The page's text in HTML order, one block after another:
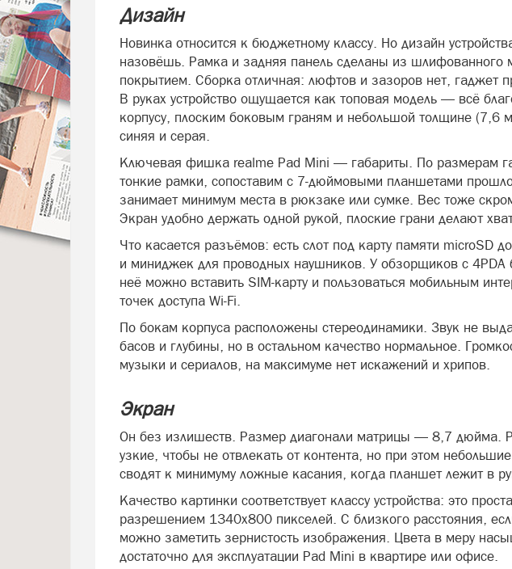
Дизайн
Новинка относится к бюджетному классу. Но дизайн
назовёшь. Рамка и задняя панель сделаны из шлифованного
покрытием. Сборка отличная: люфтов и зазоров нет, гаджет
В руках устройство ощущается как топовая модель — всё
корпусу, плоским боковым граням и небольшой толщине (7,6
синяя и серая.
Ключевая фишка realme Pad Mini — габариты. По размерам
тонкие рамки, сопоставим с 7-дюймовыми планшетами
занимает минимум места в рюкзаке или сумке. Вес тоже
Экран удобно держать одной рукой, плоские грани делают
Что касается разъёмов: есть слот под карту памяти microSD
и миниджек для проводных наушников. У обзорщиков с
неё можно вставить SIM-карту и пользоваться мобильным
точек доступа Wi-Fi.
По бокам корпуса расположены стереодинамики. Звук не
басов и глубины, но в остальном качество нормальное.
музыки и сериалов, на максимуме нет искажений и хрипов.
Экран
Он без излишеств. Размер диагонали матрицы — 8,7 дюйма.
узкие, чтобы не отвлекать от контента, но при этом
сводят к минимуму ложные касания, когда планшет лежит в
Качество картинки соответствует классу устройства: это
разрешением 1340х800 пикселей. С близкого расстояния,
можно заметить зернистость изображения. Цвета в меру
достаточно для эксплуатации Pad Mini в квартире или офисе.